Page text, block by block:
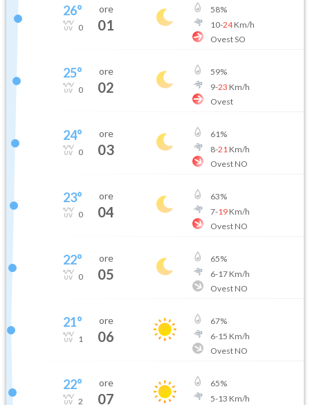
26°
0
ore
01
58%
10-24Km/h
Ovest SO
25°
0
ore
02
59%
9-23 Km/h
Ovest
24°
0
ore
03
61%
8-21 Km/h
Ovest NO
23°
0
ore
04
63%
7-19Km/h
Ovest NO
22°
0
ore
05
65%
6-17Km/h
Ovest NO
21°
1
ore
06
67%
6-15 Km/h
Ovest NO
22°
2
ore
07
65%
5-13 Km/h